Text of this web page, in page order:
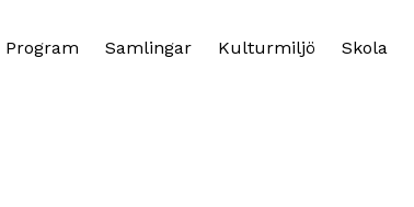
Program Samlingar Kulturmiljö Skola